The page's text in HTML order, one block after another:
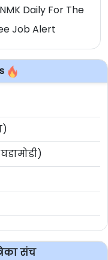
Daily For The
Job Alert
संच